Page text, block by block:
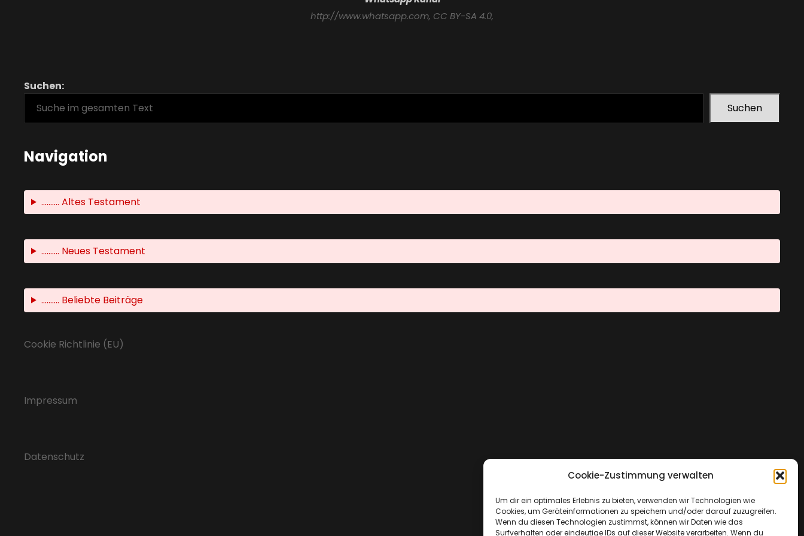
Cookie-Zustimmung verwalten
Um dir ein optimales Erlebnis zu bieten, verwenden wir Technologien wie
Cookies, um Geräteinformationen zu speichern und/oder darauf zuzugreifen.
Wenn du diesen Technologien zustimmst, können wir Daten wie das
Surfverhalten oder eindeutige IDs auf dieser Website verarbeiten. Wenn du
http://www.whatsapp.com, CC BY-SA 4.0,
Suchen:
Suchen
Navigation
.......... Altes Testament
.......... Neues Testament
.......... Beliebte Beiträge
Cookie Richtlinie (EU)
Impressum
Datenschutz